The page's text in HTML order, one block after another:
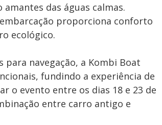
das águas calmas.
proporciona conforto
ecológico.
navegação, a Kombi Boat
fundindo a experiência de
o evento entre os dias 18 e 23 de
entre carro antigo e